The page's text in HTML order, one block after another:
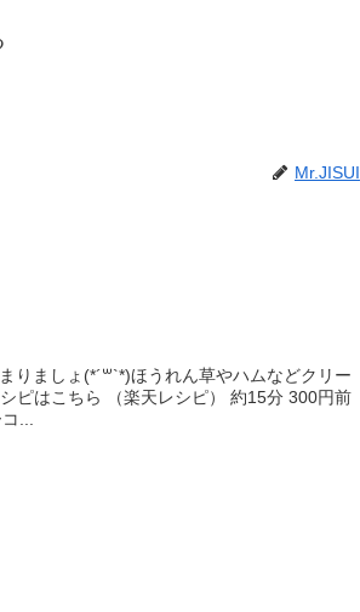
Mr.JISUI
ましょ(*´꒳`*)ほうれん草やハムなどクリー
ピはこちら （楽天レシピ） 約15分 300円前
...